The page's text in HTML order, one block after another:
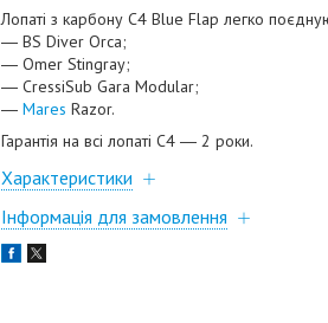
Лопаті з карбону C4 Blue Flap легко
― BS Diver Orca;
― Omer Stingray;
― CressiSub Gara Modular;
― Mares Razor.
Гарантія на всі лопаті С4 ― 2 роки.
Характеристики
Інформація для замовлення